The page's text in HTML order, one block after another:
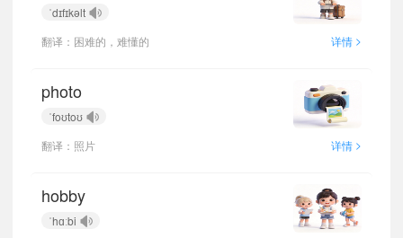
ˈdɪfɪkəlt
翻译：困难的，难懂的
详情 >
photo
ˈfoʊtoʊ
翻译：照片
详情 >
hobby
ˈhɑːbi